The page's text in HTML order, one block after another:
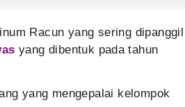
Racun yang sering dipanggil
yang dibentuk pada tahun
yang mengepalai kelompok